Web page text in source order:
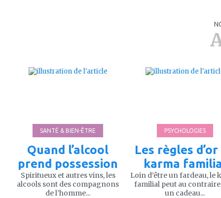
SANTÉ & BIEN-ÊTRE
Quand l’alcool
prend possession
Spiritueux et autres vins, les
alcools sont des compagnons
de l’homme...
PSYCHOLOGIES
Les règles d’or
karma
Loin d’être un fardeau, le
familial peut au
un cadeau...